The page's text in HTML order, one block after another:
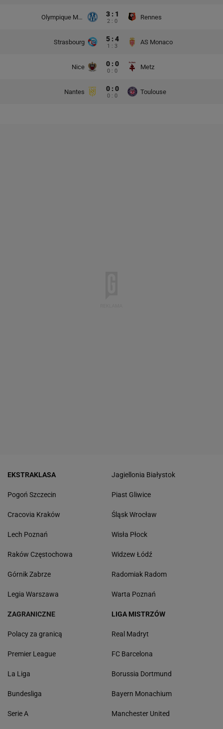
Olympique Marsylia 3 : 1
2 : 0
Rennes
Strasbourg 5 : 4
1 : 3
AS Monaco
Nice 0 : 0
0 : 0
Metz
Nantes 0 : 0
0 : 0
Toulouse
EKSTRAKLASA
Pogoń Szczecin
Cracovia Kraków
Lech Poznań
Raków Częstochowa
Górnik Zabrze
Legia Warszawa
Jagiellonia Białystok
Piast Gliwice
Śląsk Wrocław
Wisła Płock
Widzew Łódź
Radomiak Radom
Warta Poznań
ZAGRANICZNE
Polacy za granicą
Premier League
La Liga
Bundesliga
Serie A
LIGA MISTRZÓW
Real Madryt
FC Barcelona
Borussia Dortmund
Bayern Monachium
Manchester United